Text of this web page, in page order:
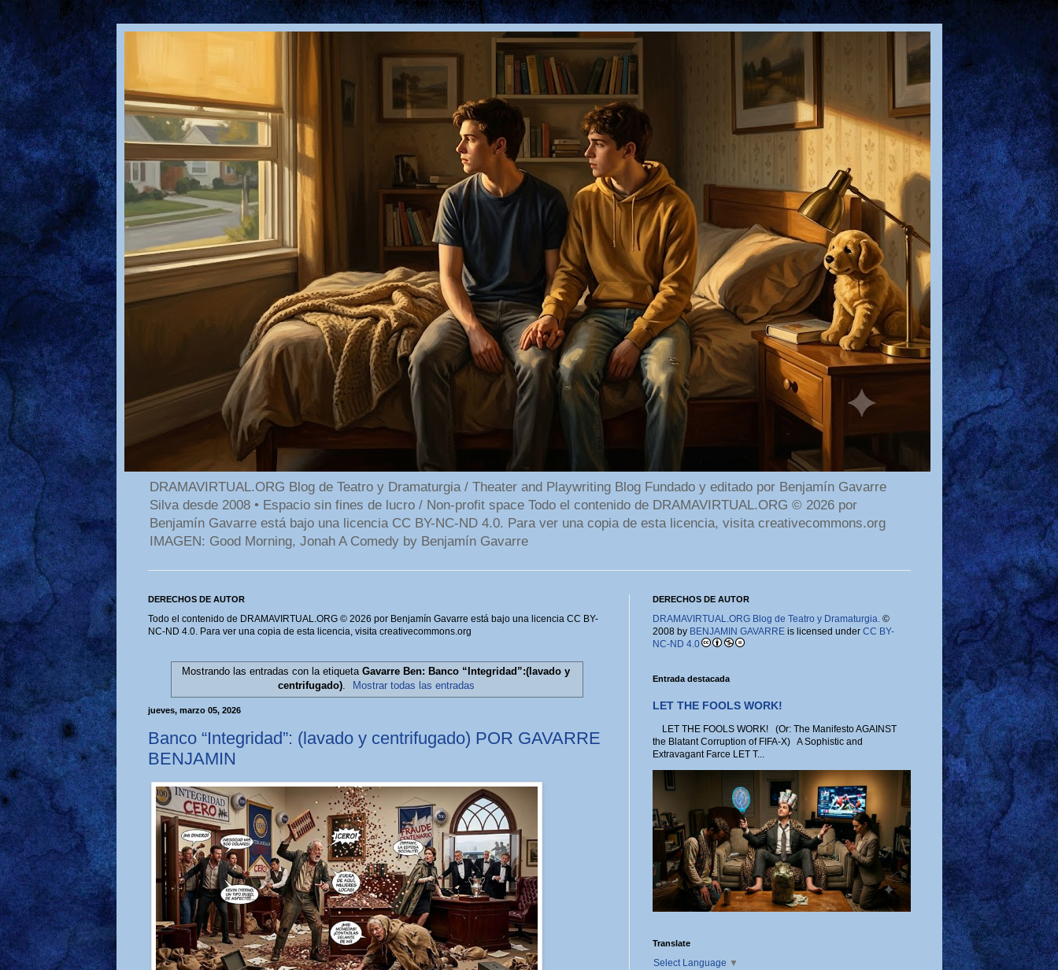
DRAMAVIRTUAL.ORG Blog de Teatro y Dramaturgia / Theater and Playwriting Blog Fundado y editado por Benjamín Gavarre
Silva desde 2008 • Espacio sin fines de lucro / Non-profit space Todo el contenido de DRAMAVIRTUAL.ORG © 2026 por
Benjamín Gavarre está bajo una licencia CC BY-NC-ND 4.0. Para ver una copia de esta licencia, visita creativecommons.org
IMAGEN: Good Morning, Jonah A Comedy by Benjamín Gavarre
DERECHOS DE AUTOR
Todo el contenido de DRAMAVIRTUAL.ORG © 2026 por Benjamín Gavarre está bajo una licencia CC BY-
NC-ND 4.0. Para ver una copia de esta licencia, visita creativecommons.org
Mostrando las entradas con la etiquetaGavarre Ben: Banco “Integridad”:(lavado y
centrifugado). Mostrar todas las entradas
jueves, marzo 05, 2026
Banco “Integridad”: (lavado y centrifugado) POR GAVARRE
BENJAMIN
DERECHOS DE AUTOR
DRAMAVIRTUAL.ORG Blog de Teatro y Dramaturgia.©
2008 by BENJAMIN GAVARREis licensed under CC BY-
NC-ND 4.0
Entrada destacada
LET THE FOOLS WORK!
LET THE FOOLS WORK! (Or: The Manifesto AGAINST
the Blatant Corruption of FIFA-X) A Sophistic and
Extravagant Farce LET T...
Translate
Select Language ▼